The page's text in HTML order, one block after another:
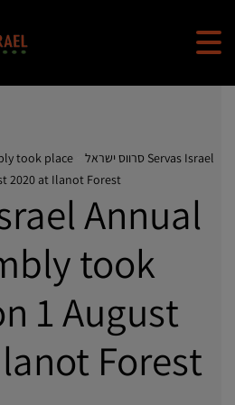
Servas Israel סרווס ישראל
took place
2020 at Ilanot Forest
Annual
took
1 August
Forest